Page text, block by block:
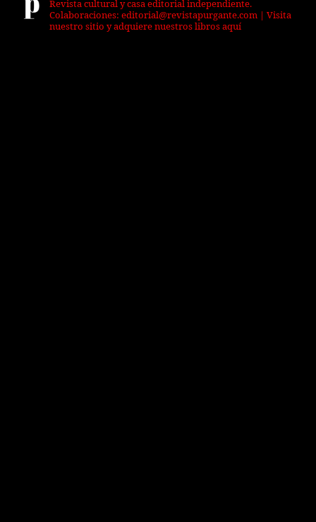
Revista cultural y casa editorial independiente.
Colaboraciones: editorial@revistapurgante.com | Visita
nuestro sitio y adquiere nuestros libros aquí